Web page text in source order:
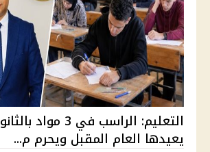
التعليم: الراسب في 3
يعيدها العام المقبل ويحرم م...